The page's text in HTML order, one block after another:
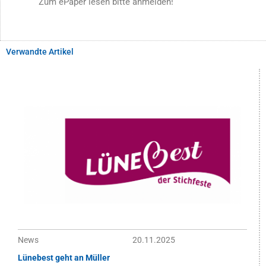
Verwandte Artikel
News
20.11.2025
Lünebest geht an Müller